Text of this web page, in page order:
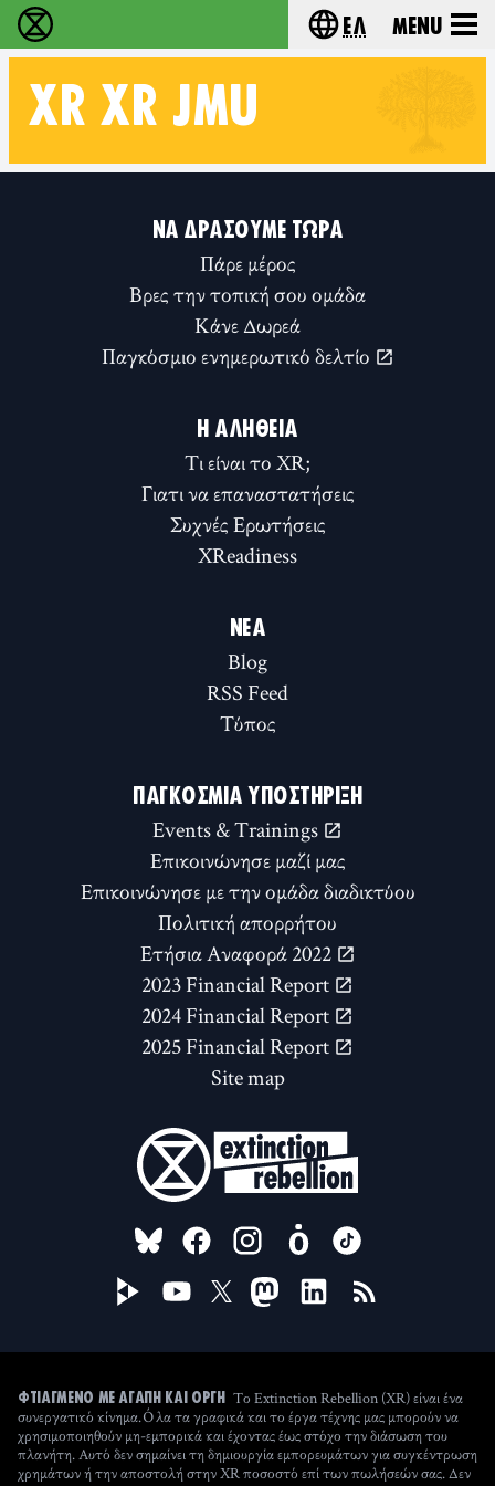
Extinction Rebellion - Home Choose your
Ελ Menu
XR XR JMU
ΝΑ ΔΡΆΣΟΥΜΕ ΤΏΡΑ
Πάρε μέρος
Βρες την τοπική σου ομάδα
Κάνε Δωρεά
Παγκόσμιο ενημερωτικό δελτίο
Η ΑΛΉΘΕΙΑ
Τι είναι το XR;
Γιατι να επαναστατήσεις
Συχνές Ερωτήσεις
XReadiness
ΝΈΑ
Blog
RSS Feed
Τύπος
ΠΑΓΚΌΣΜΙΑ ΥΠΟΣΤΉΡΙΞΗ
Events & Trainings
Επικοινώνησε μαζί μας
Επικοινώνησε με την ομάδα διαδικτύου
Πολιτική απορρήτου
Ετήσια Αναφορά 2022
2023 Financial Report
2024 Financial Report
2025 Financial Report
Site map
FOLLOW US ON
ΦΤΙΑΓΜΈΝΟ ΜΕ ΑΓΆΠΗ ΚΑΙ ΟΡΓΉ
Το Extinction Rebellion (XR) είναι ένα
συνεργατικό κίνημα. Όλα τα γραφικά και το έργα τέχνης μας μπορούν να
χρησιμοποιηθούν μη-εμπορικά και έχοντας έως στόχο την διάσωση του
πλανήτη. Αυτό δεν σημαίνει τη δημιουργία εμπορευμάτων για συγκέντρωση
χρημάτων ή την αποστολή στην XR ποσοστό επί των πωλήσεών σας. Δεν